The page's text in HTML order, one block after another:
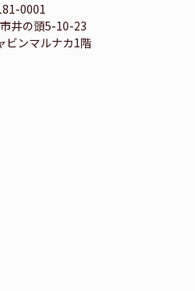
0001
井の頭5-10-23
ビンマルナカ1階